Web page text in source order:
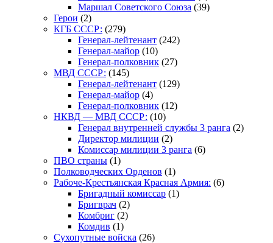
Маршал Советского Союза (39)
Герои (2)
КГБ СССР: (279)
Генерал-лейтенант (242)
Генерал-майор (10)
Генерал-полковник (27)
МВД СССР: (145)
Генерал-лейтенант (129)
Генерал-майор (4)
Генерал-полковник (12)
НКВД — МВД СССР: (10)
Генерал внутренней службы 3 ранга (2)
Директор милиции (2)
Комиссар милиции 3 ранга (6)
ПВО страны (1)
Полководческих Орденов (1)
Рабоче-Крестьянская Красная Армия: (6)
Бригадный комиссар (1)
Бригврач (2)
Комбриг (2)
Комдив (1)
Сухопутные войска (26)